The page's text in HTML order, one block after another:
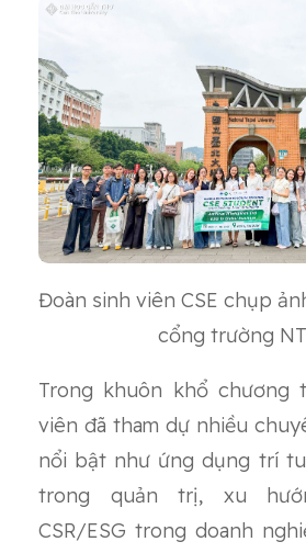
Đoàn sinh viên CSE chụp
cổng trường
Trong khuôn khổ chương
viên đã tham dự nhiều
nổi bật như ứng dụng trí
trong quản trị, xu
CSR/ESG trong doanh